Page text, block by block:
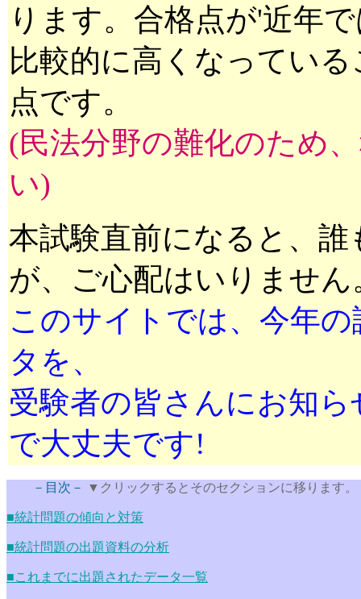
ります。合格点が'近年
比較的に高くなってい
点です。
(民法分野の難化のため
い)
本試験直前になると、
が、ご心配はいりません
このサイトでは、今年
タを、
受験者の皆さんにお知
で大丈夫です!
－目次－ ▼クリックするとそのセクションに移ります。
■統計問題の傾向と対策
■統計問題の出題資料の分析
■これまでに出題されたデータ一覧